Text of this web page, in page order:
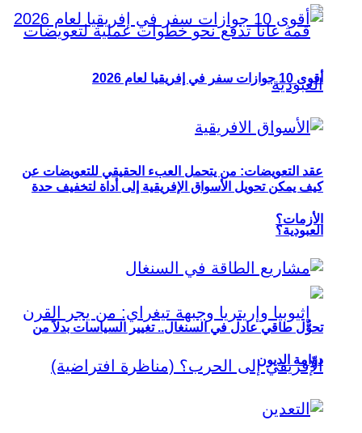
عقد التعويضات: من يتحمل العبء الحقيقي للتعويضات عن
العبودية؟
أقوى 10 جوازات سفر في إفريقيا لعام 2026
كيف يمكن تحويل الأسواق الإفريقية إلى أداة لتخفيف حدة
الأزمات؟
تحوُّل طاقي عادل في السنغال.. تغيير السياسات بدلاً من
دوّامة الديون